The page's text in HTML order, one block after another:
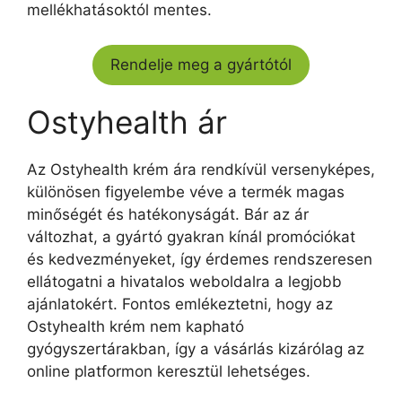
mellékhatásoktól mentes.
Rendelje meg a gyártótól
Ostyhealth ár
Az Ostyhealth krém ára rendkívül versenyképes,
különösen figyelembe véve a termék magas
minőségét és hatékonyságát. Bár az ár
változhat, a gyártó gyakran kínál promóciókat
és kedvezményeket, így érdemes rendszeresen
ellátogatni a hivatalos weboldalra a legjobb
ajánlatokért. Fontos emlékeztetni, hogy az
Ostyhealth krém nem kapható
gyógyszertárakban, így a vásárlás kizárólag az
online platformon keresztül lehetséges.